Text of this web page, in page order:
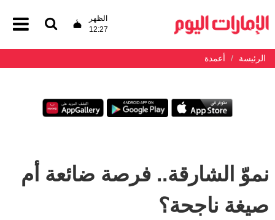
الظهر
12:27
الرئيسة أعمدة
نموّ الشارقة.. فرصة ضائعة أم
صيغة ناجحة؟